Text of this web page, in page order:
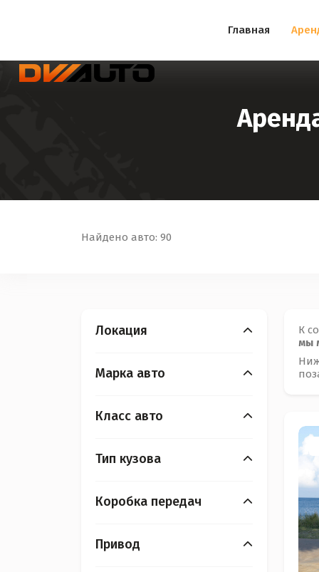
Главная
Найдено авто: 90
Локация
Марка авто
Класс авто
Тип кузова
Коробка передач
Привод
К
мы